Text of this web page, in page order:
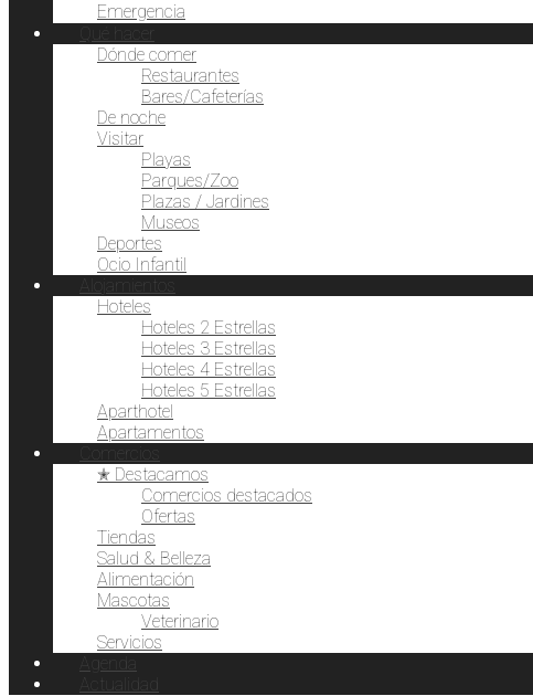
Emergencia
Qué hacer
Dónde comer
Restaurantes
Bares/Cafeterías
De noche
Visitar
Playas
Parques/Zoo
Plazas / Jardines
Museos
Deportes
Ocio Infantil
Alojamientos
Hoteles
Hoteles 2 Estrellas
Hoteles 3 Estrellas
Hoteles 4 Estrellas
Hoteles 5 Estrellas
Aparthotel
Apartamentos
Comercios
✭ Destacamos
Comercios destacados
Ofertas
Tiendas
Salud & Belleza
Alimentación
Mascotas
Veterinario
Servicios
Agenda
Actualidad